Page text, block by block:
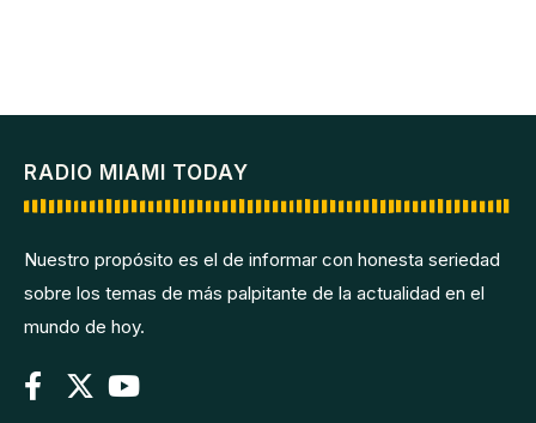
RADIO MIAMI TODAY
Nuestro propósito es el de informar con honesta seriedad
sobre los temas de más palpitante de la actualidad en el
mundo de hoy.